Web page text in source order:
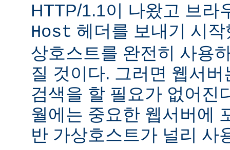
HTTP/1.1이 나왔고 브라
Host 헤더를 보내기 시
상호스트를 완전히 사용
질 것이다. 그러면 웹서
검색을 할 필요가 없어진
월에는 중요한 웹서버에
반 가상호스트가 널리 사